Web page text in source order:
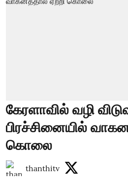
கேரளாவில் வழி
பிரச்சினையில்
கொலை
thanthitv